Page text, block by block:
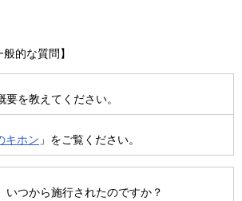
的な質問】
を教えてください。
キホン 」をご覧ください。
つから施行されたのですか？